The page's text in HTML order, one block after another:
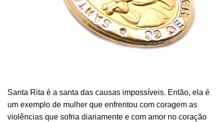
Santa Rita é a santa das causas impossíveis. Então, ela é
um exemplo de mulher que enfrentou com coragem as
violências que sofria diariamente e com amor no coração